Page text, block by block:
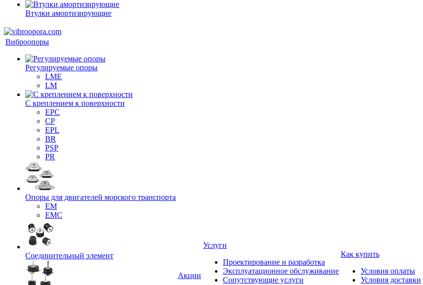
Втулки амортизирующие
Виброопоры
Регулируемые опоры
LME
LM
С креплением к поверхности
EPC
CP
EPL
BR
PSP
PR
Опоры для двигателей морского транспорта
EM
EMC
Cоединительный элемент
Акции
Услуги
Проектирование и разработка
Эксплуатационное обслуживание
Сопутствующие услуги
Как купить
Условия оплаты
Условия доставки